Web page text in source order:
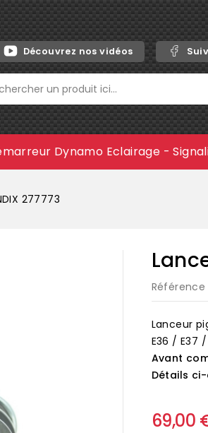
Découvrez nos vidéos
Dynamo Eclairage -
277773
Référence
Lanceur
E36 / E37 /
Avant
Détails
69,00